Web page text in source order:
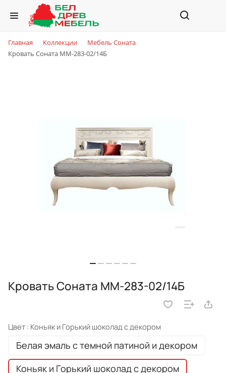
Главная Коллекции
Мебель Соната
Кровать Соната ММ-283-02/14Б
Кровать Соната ММ-283-02/14Б
Цвет : Коньяк и Горький шоколад с декором
Белая эмаль с темной патиной и декором
Коньяк и Горький шоколад с декором